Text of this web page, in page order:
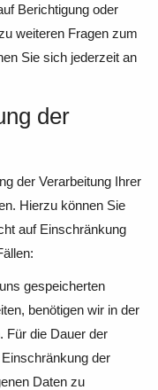
Berichtigung oder
weiteren Fragen zum
Sie sich jederzeit an
der
der Verarbeitung Ihrer
Hierzu können Sie
auf Einschränkung
gespeicherten
benötigen wir in der
Für die Dauer der
der
Daten zu